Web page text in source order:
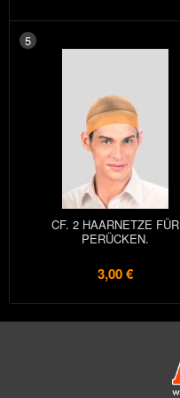
5
CF. 2 HAARNETZE FÜR
PERÜCKEN.
3,00 €